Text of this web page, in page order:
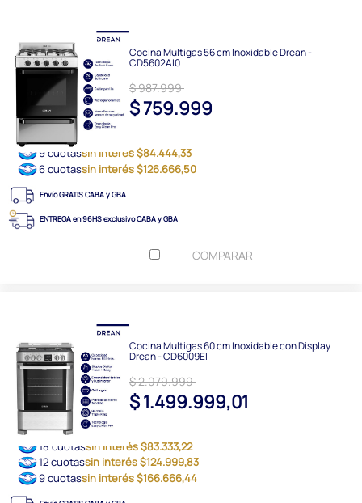
Cocina Multigas 56 cm Inoxidable Drean -
CD5602AI0
$ 987.999
$ 759.999
9 cuotassin interés $84.444,33
6 cuotassin interés $126.666,50
Envío GRATIS CABA y GBA
ENTREGA en 96HS exclusivo CABA y GBA
COMPARAR
Cocina Multigas 60 cm Inoxidable con Display
Drean - CD6009EI
$ 2.079.999
$ 1.499.999,01
18 cuotassin interés $83.333,22
12 cuotassin interés $124.999,83
9 cuotassin interés $166.666,44